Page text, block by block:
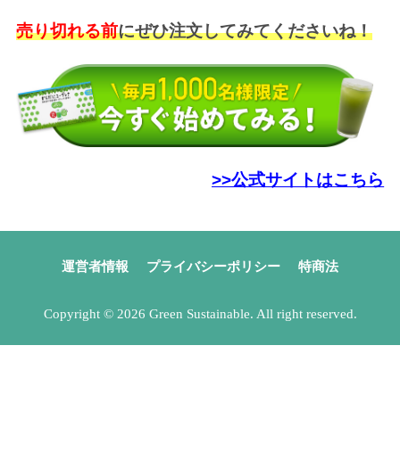
売り切れる前にぜひ注文してみてくださいね！
>>公式サイトはこちら
運営者情報 プライバシーポリシー 特商法
Copyright © 2026 Green Sustainable. All right reserved.